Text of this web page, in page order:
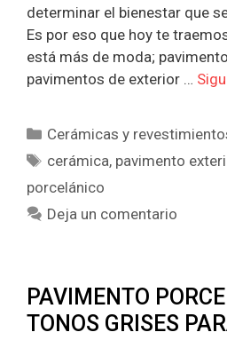
determinar el bienestar que
Es por eso que hoy te
está más de moda;
pavimentos de exterior …
Categorías
Cerámicas y
Etiquetas
cerámica, pavimento
porcelánico
Deja un comentario
PAVIMENTO
TONOS GRISES